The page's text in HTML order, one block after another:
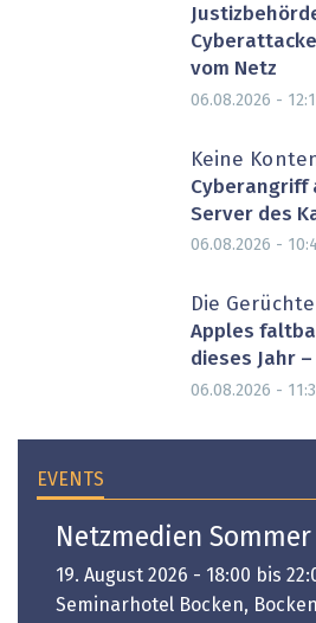
vom Netz
06.08.2026 -
Keine
Cyberangriff
Server des
06.08.2026 -
Die
Apples
dieses Jahr
06.08.2026 -
EVENTS
Netzmedien
19. August 2026 - 18:00 bis
Seminarhotel Bocken,